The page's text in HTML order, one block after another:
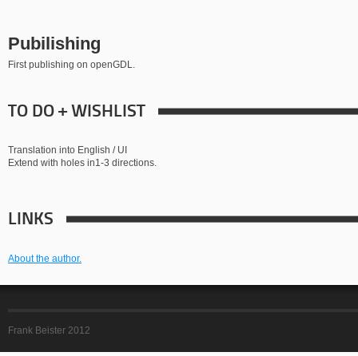
Pubilishing
First publishing on openGDL.
TO DO + WISHLIST
Translation into English / UI
Extend with holes in1-3 directions.
LINKS
About the author.
Frank Beister 2012